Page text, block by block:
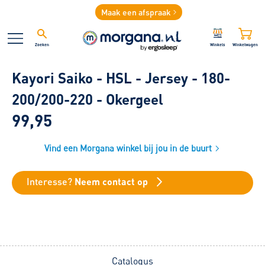
Maak een afspraak
Zoeken Winkels Winkelwagen
Kayori Saiko - HSL - Jersey - 180-
200/200-220 - Okergeel
99,95
Vind een Morgana winkel bij jou in de buurt
Interesse? Neem contact op
Catalogus